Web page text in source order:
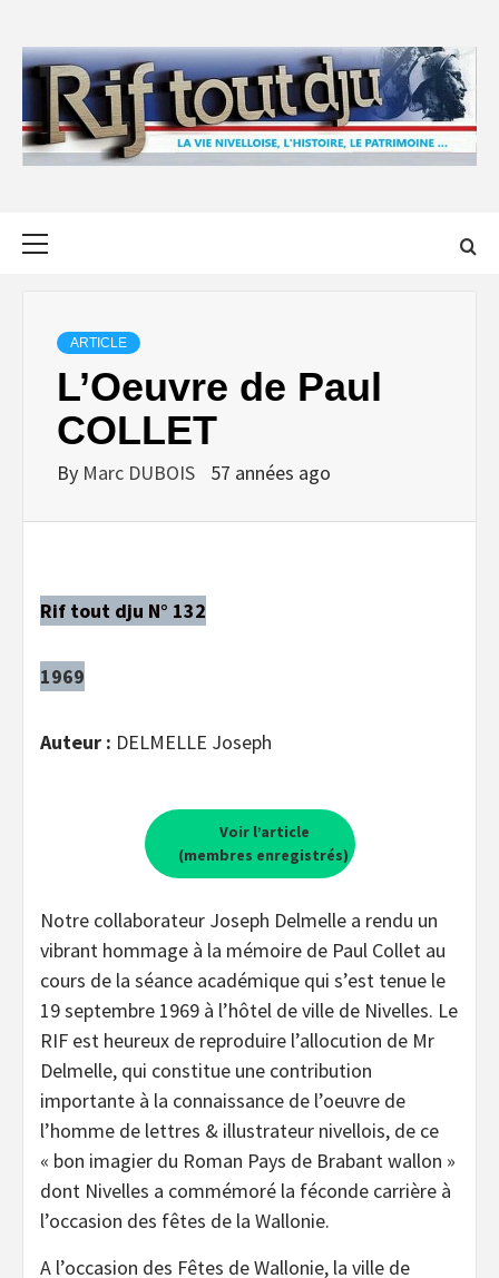
content
ARTICLE
L’Oeuvre de Paul
COLLET
By Marc DUBOIS 57 années ago
Rif tout dju N° 132
1969
Auteur : DELMELLE Joseph
Voir l’article
(membres enregistrés)
Notre collaborateur Joseph Delmelle a rendu un
vibrant hommage à la mémoire de Paul Collet au
cours de la séance académique qui s’est tenue le
19 septembre 1969 à l’hôtel de ville de Nivelles. Le
RIF est heureux de reproduire l’allocution de Mr
Delmelle, qui constitue une contribution
importante à la connaissance de l’oeuvre de
l’homme de lettres & illustrateur nivellois, de ce
« bon imagier du Roman Pays de Brabant wallon »
dont Nivelles a commémoré la féconde carrière à
l’occasion des fêtes de la Wallonie.
A l’occasion des Fêtes de Wallonie, la ville de